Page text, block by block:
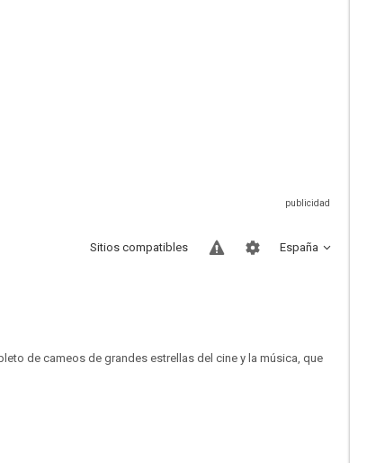
España
Sitios compatibles
de cameos de grandes estrellas del cine y la música, que